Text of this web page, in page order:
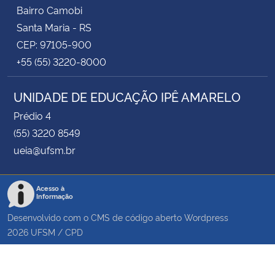
Bairro Camobi
Santa Maria - RS
CEP: 97105-900
+55 (55) 3220-8000
UNIDADE DE EDUCAÇÃO IPÊ AMARELO
Prédio 4
(55) 3220 8549
ueia@ufsm.br
Acesso à
Informação
Desenvolvido com o CMS de código aberto Wordpress
2026 UFSM / CPD